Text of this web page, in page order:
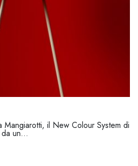
Mangiarotti, il New Colour System di
un...